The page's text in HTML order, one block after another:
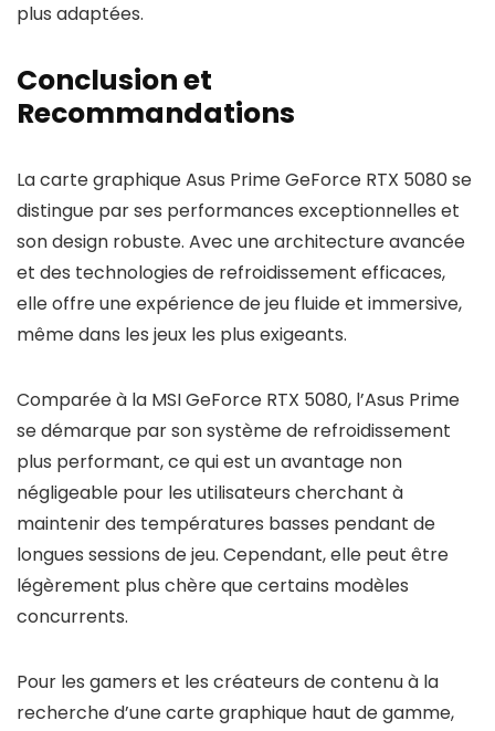
plus adaptées.
Conclusion et
Recommandations
La carte graphique Asus Prime GeForce RTX 5080 se
distingue par ses performances exceptionnelles et
son design robuste. Avec une architecture avancée
et des technologies de refroidissement efficaces,
elle offre une expérience de jeu fluide et immersive,
même dans les jeux les plus exigeants.
Comparée à la MSI GeForce RTX 5080, l’Asus Prime
se démarque par son système de refroidissement
plus performant, ce qui est un avantage non
négligeable pour les utilisateurs cherchant à
maintenir des températures basses pendant de
longues sessions de jeu. Cependant, elle peut être
légèrement plus chère que certains modèles
concurrents.
Pour les gamers et les créateurs de contenu à la
recherche d’une carte graphique haut de gamme,